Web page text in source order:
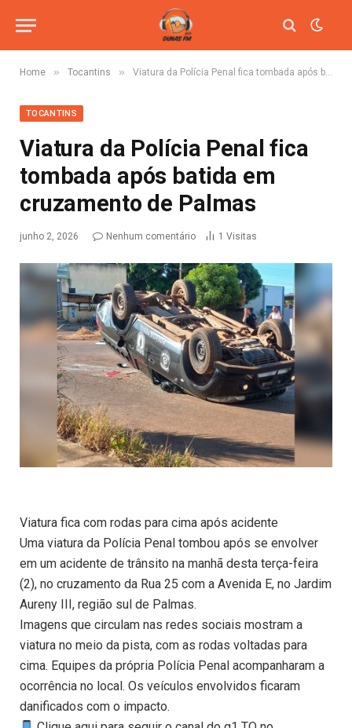
Home » Tocantins » Viatura da Polícia Penal fica tombada após batida em cruzamento de Palmas
TOCANTINS
Viatura da Polícia Penal fica
tombada após batida em
cruzamento de Palmas
junho 2, 2026 Nenhum comentário 1 Visitas
Viatura fica com rodas para cima após acidente
Uma viatura da Polícia Penal tombou após se envolver
em um acidente de trânsito na manhã desta terça-feira
(2), no cruzamento da Rua 25 com a Avenida E, no Jardim
Aureny III, região sul de Palmas.
Imagens que circulam nas redes sociais mostram a
viatura no meio da pista, com as rodas voltadas para
cima. Equipes da própria Polícia Penal acompanharam a
ocorrência no local. Os veículos envolvidos ficaram
danificados com o impacto.